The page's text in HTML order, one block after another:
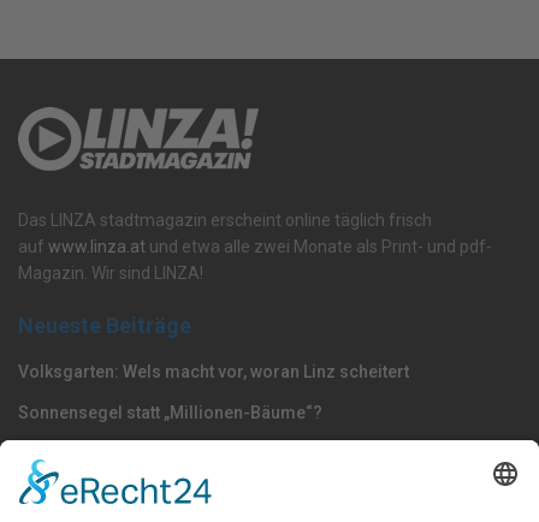
Das LINZA stadtmagazin erscheint online täglich frisch
auf www.linza.at und etwa alle zwei Monate als Print- und pdf-
Magazin. Wir sind LINZA!
Neueste Beiträge
Volksgarten: Wels macht vor, woran Linz scheitert
Sonnensegel statt „Millionen-Bäume“?
Strafmündigkeit jetzt senken“